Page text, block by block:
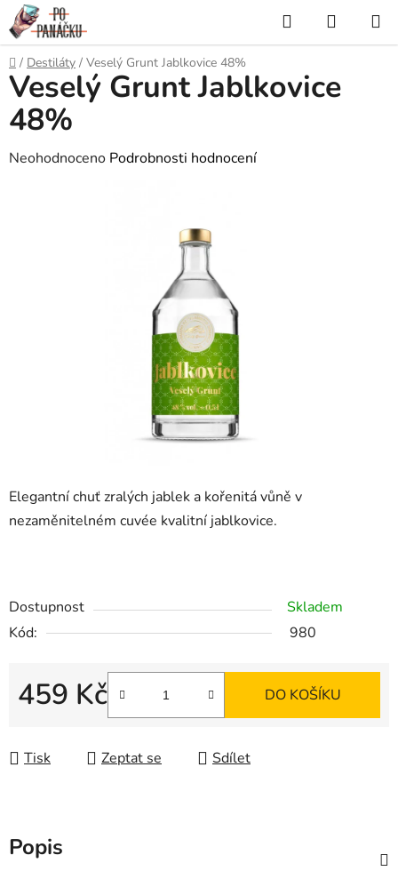
Přejít
na
obsah
Hledat
KOŠÍK
Domů
/ Destiláty / Veselý Grunt Jablkovice 48%
Elegantní chuť zralých jablek a kořenitá vůně v
nezaměnitelném cuvée kvalitní jablkovice.
Dostupnost
Skladem
Kód:
980
459 Kč DO KOŠÍKU
Tisk Zeptat se Sdílet
Veselý Grunt Jablkovice
48%
Průměrné
Neohodnoceno Podrobnosti hodnocení
Popis